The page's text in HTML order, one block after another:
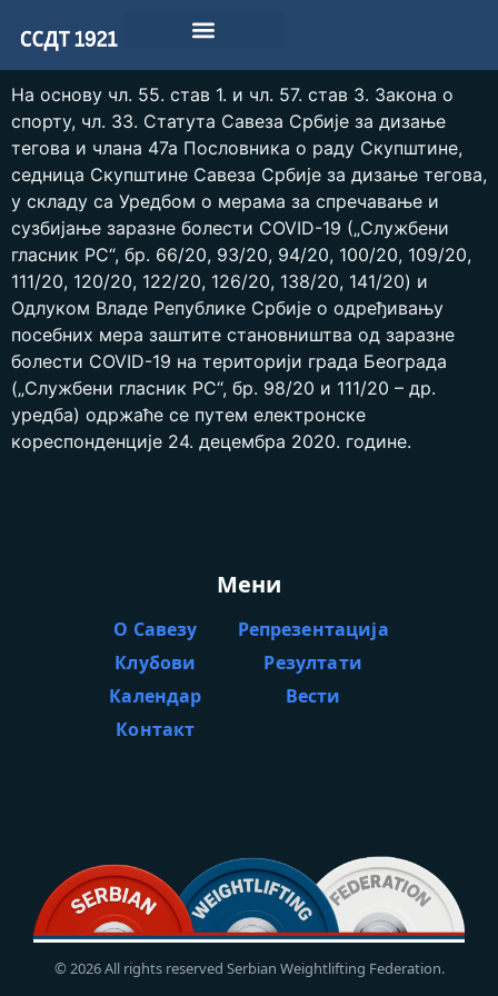
На основу чл. 55. став 1. и чл. 57. став 3. Закона о
спорту, чл. 33. Статута Савеза Србије за дизање
тегова и члана 47а Пословника о раду Скупштине,
седница Скупштине Савеза Србије за дизање тегова,
у складу са Уредбом о мерама за спречавање и
сузбијање заразне болести COVID-19 („Службени
гласник РС“, бр. 66/20, 93/20, 94/20, 100/20, 109/20,
111/20, 120/20, 122/20, 126/20, 138/20, 141/20) и
Одлуком Владе Републике Србије о одређивању
посебних мера заштите становништва од заразне
болести COVID-19 на територији града Београда
(„Службени гласник РС“, бр. 98/20 и 111/20 – др.
уредба) одржаће се путем електронске
кореспонденције 24. децембра 2020. године.
Мени
О Савезу
Репрезентација
Клубови
Резултати
Календар
Вести
Контакт
© 2026 All rights reserved Serbian Weightlifting Federation.